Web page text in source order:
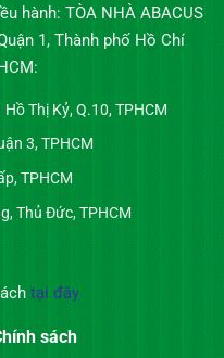
hành: TÒA NHÀ ABACUS
1, Thành phố Hồ Chí
Thị Kỷ, Q.10, TPHCM
3, TPHCM
TPHCM
Thủ Đức, TPHCM
tại đây
sách